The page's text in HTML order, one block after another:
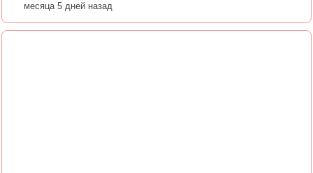
месяца 5 дней назад